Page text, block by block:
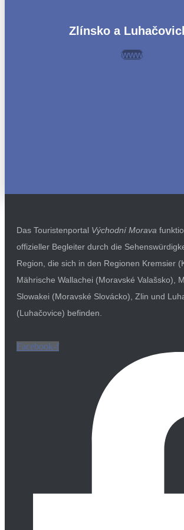
Zlínsko a
www
Das Touristenportal Východní Morava
offizieller Begleiter durch die
Region, die sich in den Regionen Kremsier
Mährische Wallachei (Moravské Valašsko),
Slowakei (Moravské Slovácko), Zlin und
(Luhačovice) befinden.
Facebook-f